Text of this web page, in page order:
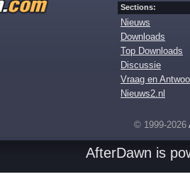
Sections:
Nieuws
Downloads
Top Downloads
Discussie
Vraag en
Nieuws2.nl
© 1999-2026
AfterDawn is